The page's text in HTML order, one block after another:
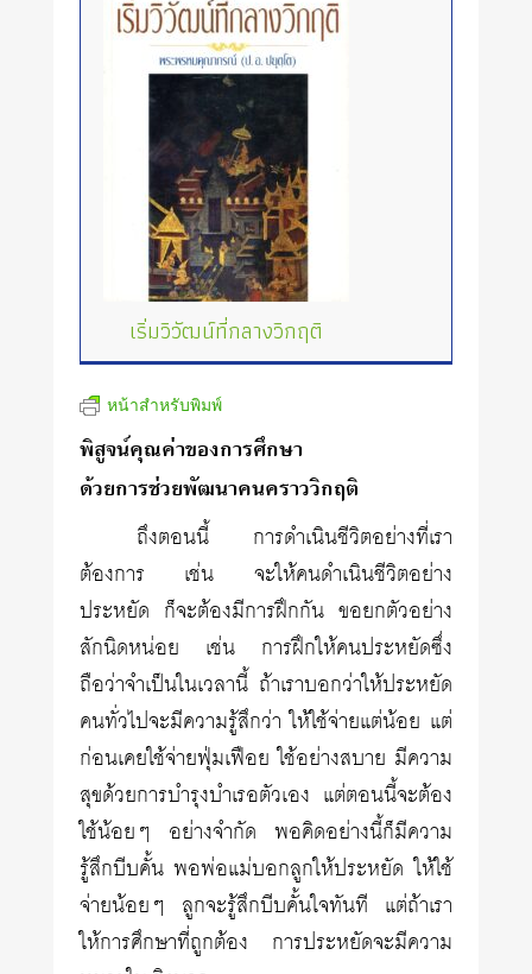
เริ่มวิวัฒน์ที่กลางวิกฤติ
หน้าสำหรับพิมพ์
พิสูจน์คุณค่าของการศึกษา
ด้วยการช่วยพัฒนาคนคราววิกฤติ
ถึงตอนนี้ การดำเนินชีวิตอย่างที่เรา
ต้องการ เช่น จะให้คนดำเนินชีวิตอย่าง
ประหยัด ก็จะต้องมีการฝึกกัน ขอยกตัวอย่าง
สักนิดหน่อย เช่น การฝึกให้คนประหยัดซึ่ง
ถือว่าจำเป็นในเวลานี้ ถ้าเราบอกว่าให้ประหยัด
คนทั่วไปจะมีความรู้สึกว่า ให้ใช้จ่ายแต่น้อย แต่
ก่อนเคยใช้จ่ายฟุ่มเฟือย ใช้อย่างสบาย มีความ
สุขด้วยการบำรุงบำเรอตัวเอง แต่ตอนนี้จะต้อง
ใช้น้อยๆ อย่างจำกัด พอคิดอย่างนี้ก็มีความ
รู้สึกบีบคั้น พอพ่อแม่บอกลูกให้ประหยัด ให้ใช้
จ่ายน้อยๆ ลูกจะรู้สึกบีบคั้นใจทันที แต่ถ้าเรา
ให้การศึกษาที่ถูกต้อง การประหยัดจะมีความ